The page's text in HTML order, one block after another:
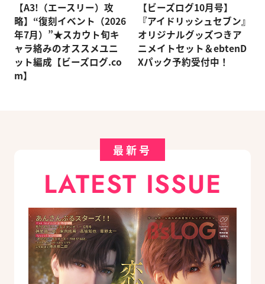
【A3!（エースリー）攻
略】“復刻イベント（2026
年7月）”★スカウト旬キ
ャラ絡みのオススメユニ
ット編成【ビーズログ.co
m】
【ビーズログ10月号】
『アイドリッシュセブン』
オリジナルグッズつきア
ニメイトセット＆ebtenD
Xパック予約受付中！
最新号
LATEST ISSUE